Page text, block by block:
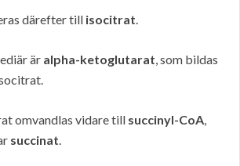
därefter till isocitrat.
är alpha-ketoglutarat, som bildas
omvandlas vidare till succinyl-CoA,
succinat.